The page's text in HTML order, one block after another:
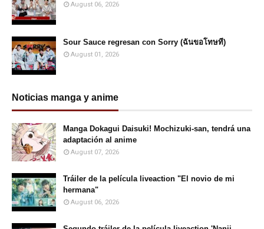
August 06, 2026
Sour Sauce regresan con Sorry (ฉันขอโทษที)
August 01, 2026
Noticias manga y anime
Manga Dokagui Daisuki! Mochizuki-san, tendrá una
adaptación al anime
August 07, 2026
Tráiler de la película liveaction "El novio de mi
hermana"
August 06, 2026